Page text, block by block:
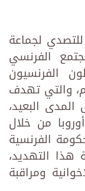
لجماعة
الفرنسي
الفرنسيون
والتي تهدف
البعيد،
من خلال
الفرنسية
التهديد،
ومراقبة